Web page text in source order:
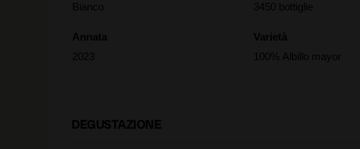
Bianco
Annata
2023
3450 bottiglie
Varietà
100% Albillo mayor
DEGUSTAZIONE